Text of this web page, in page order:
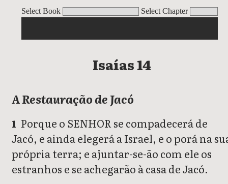
Select Book Select Chapter
Isaías 14
A Restauração de Jacó
1 Porque o SENHOR se compadecerá de
Jacó, e ainda elegerá a Israel, e o porá na
própria terra; e ajuntar-se-ão com ele os
estranhos e se achegarão à casa de Jacó.